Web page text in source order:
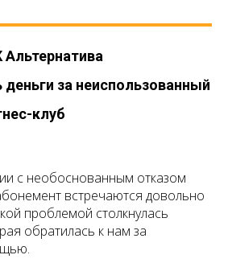
деньги за неиспользованный
клуб
с необоснованным отказом
встречаются довольно
проблемой столкнулась
обратилась к нам за